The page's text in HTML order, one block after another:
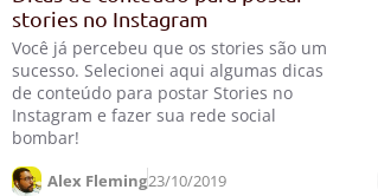
stories no Instagram
Você já percebeu que os stories são um
sucesso. Selecionei aqui algumas dicas
de conteúdo para postar Stories no
Instagram e fazer sua rede social
bombar!
Alex Fleming23/10/2019